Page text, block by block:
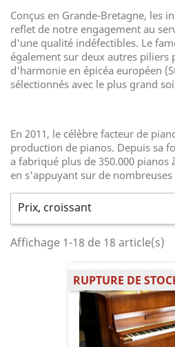
Conçus en Grande-Bretagne, les
reflet de notre engagement au
d'une qualité indéfectibles. Le
également sur deux autres
d'harmonie en épicéa européen
sélectionnés avec le plus grand
En 2011, le célèbre facteur de
production de pianos. Depuis sa
a fabriqué plus de 350.000 pianos
en s'appuyant sur de
Prix, croissant
Affichage 1-18 de 18 article(s)
RUPTURE DE